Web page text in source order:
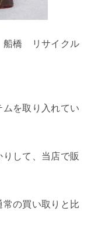
船橋 リサイクル
を取り入れてい
して、当店で販
の買い取りと比